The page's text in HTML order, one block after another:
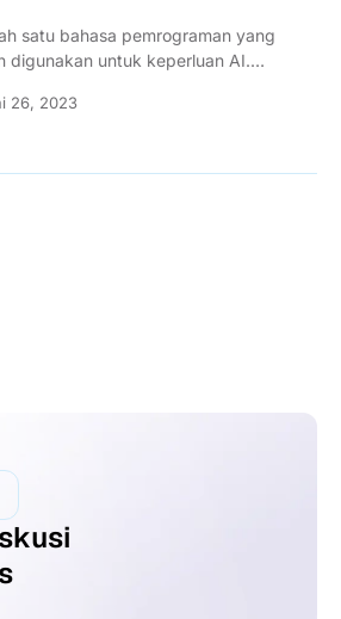
satu bahasa pemrograman yang
digunakan untuk keperluan AI.
26, 2023